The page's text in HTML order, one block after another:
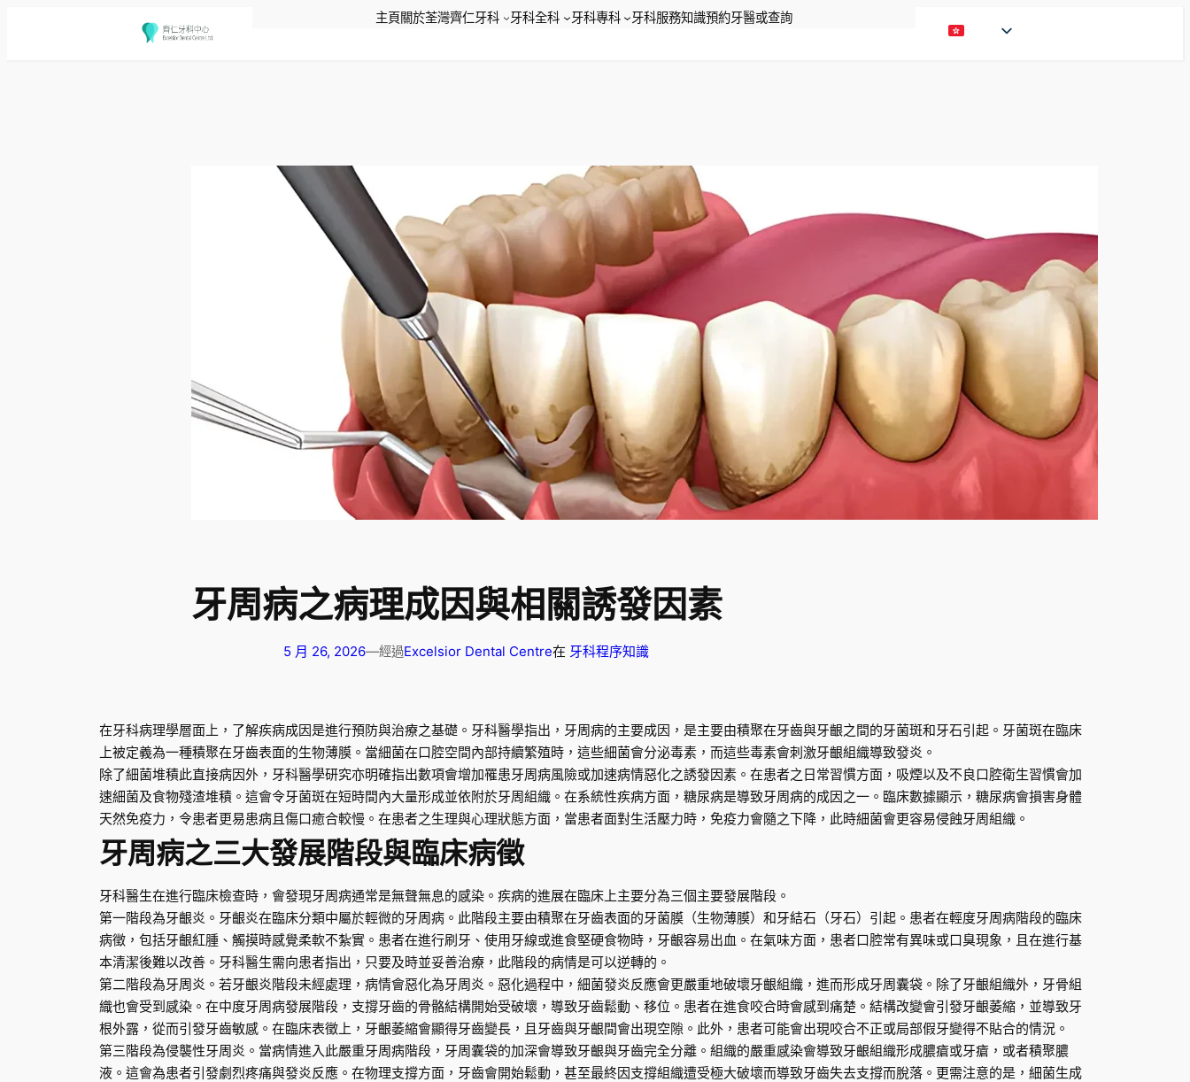
主頁關於荃灣齊仁牙科 牙科全科 牙科專科 牙科服務知識預約牙醫或查詢
牙周病之病理成因與相關誘發因素
5 月 26, 2026—經過Excelsior Dental Centre在 牙科程序知識
在牙科病理學層面上，了解疾病成因是進行預防與治療之基礎。牙科醫學指出，牙周病的主要成因，是主要由積聚在牙齒與牙齦之間的牙菌斑和牙石引起。牙菌斑在臨床
上被定義為一種積聚在牙齒表面的生物薄膜。當細菌在口腔空間內部持續繁殖時，這些細菌會分泌毒素，而這些毒素會刺激牙齦組織導致發炎。
除了細菌堆積此直接病因外，牙科醫學研究亦明確指出數項會增加罹患牙周病風險或加速病情惡化之誘發因素。在患者之日常習慣方面，吸煙以及不良口腔衛生習慣會加
速細菌及食物殘渣堆積。這會令牙菌斑在短時間內大量形成並依附於牙周組織。在系統性疾病方面，糖尿病是導致牙周病的成因之一。臨床數據顯示，糖尿病會損害身體
天然免疫力，令患者更易患病且傷口癒合較慢。在患者之生理與心理狀態方面，當患者面對生活壓力時，免疫力會隨之下降，此時細菌會更容易侵蝕牙周組織。
牙周病之三大發展階段與臨床病徵
牙科醫生在進行臨床檢查時，會發現牙周病通常是無聲無息的感染。疾病的進展在臨床上主要分為三個主要發展階段。
第一階段為牙齦炎。牙齦炎在臨床分類中屬於輕微的牙周病。此階段主要由積聚在牙齒表面的牙菌膜（生物薄膜）和牙結石（牙石）引起。患者在輕度牙周病階段的臨床
病徵，包括牙齦紅腫、觸摸時感覺柔軟不紮實。患者在進行刷牙、使用牙線或進食堅硬食物時，牙齦容易出血。在氣味方面，患者口腔常有異味或口臭現象，且在進行基
本清潔後難以改善。牙科醫生需向患者指出，只要及時並妥善治療，此階段的病情是可以逆轉的。
第二階段為牙周炎。若牙齦炎階段未經處理，病情會惡化為牙周炎。惡化過程中，細菌發炎反應會更嚴重地破壞牙齦組織，進而形成牙周囊袋。除了牙齦組織外，牙骨組
織也會受到感染。在中度牙周病發展階段，支撐牙齒的骨骼結構開始受破壞，導致牙齒鬆動、移位。患者在進食咬合時會感到痛楚。結構改變會引發牙齦萎縮，並導致牙
根外露，從而引發牙齒敏感。在臨床表徵上，牙齦萎縮會顯得牙齒變長，且牙齒與牙齦間會出現空隙。此外，患者可能會出現咬合不正或局部假牙變得不貼合的情況。
第三階段為侵襲性牙周炎。當病情進入此嚴重牙周病階段，牙周囊袋的加深會導致牙齦與牙齒完全分離。組織的嚴重感染會導致牙齦組織形成膿瘡或牙瘡，或者積聚膿
液。這會為患者引發劇烈疼痛與發炎反應。在物理支撐方面，牙齒會開始鬆動，甚至最終因支撐組織遭受極大破壞而導致牙齒失去支撐而脫落。更需注意的是，細菌生成